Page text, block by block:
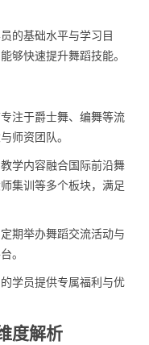
的基础水平与学习目
够快速提升舞蹈技能。
注于爵士舞、编舞等流
师资团队。
学内容融合国际前沿舞
集训等多个板块，满足
期举办舞蹈交流活动与
。
学员提供专属福利与优
度解析